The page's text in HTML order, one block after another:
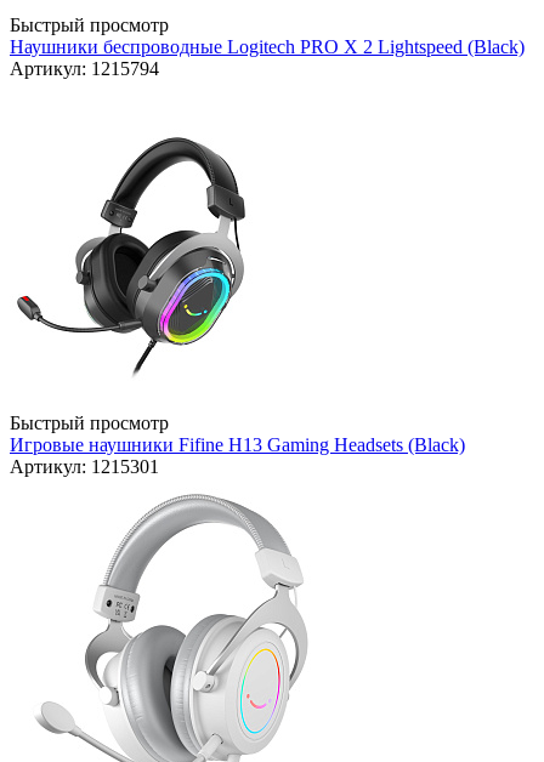
Быстрый просмотр
Наушники беспроводные Logitech PRO X 2 Lightspeed (Black)
Артикул: 1215794
Быстрый просмотр
Игровые наушники Fifine H13 Gaming Headsets (Black)
Артикул: 1215301